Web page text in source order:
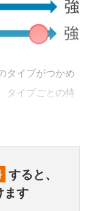
タイプがつかめ
タイプごとの特
すると、
ます